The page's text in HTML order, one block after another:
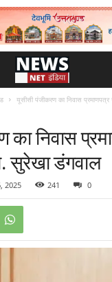
यूसीसी पंजीकरण का निवास
का निवास
सुरेखा डंगवाल
2025 241 0